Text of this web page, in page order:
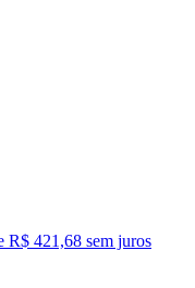
R$ 421,68 sem juros